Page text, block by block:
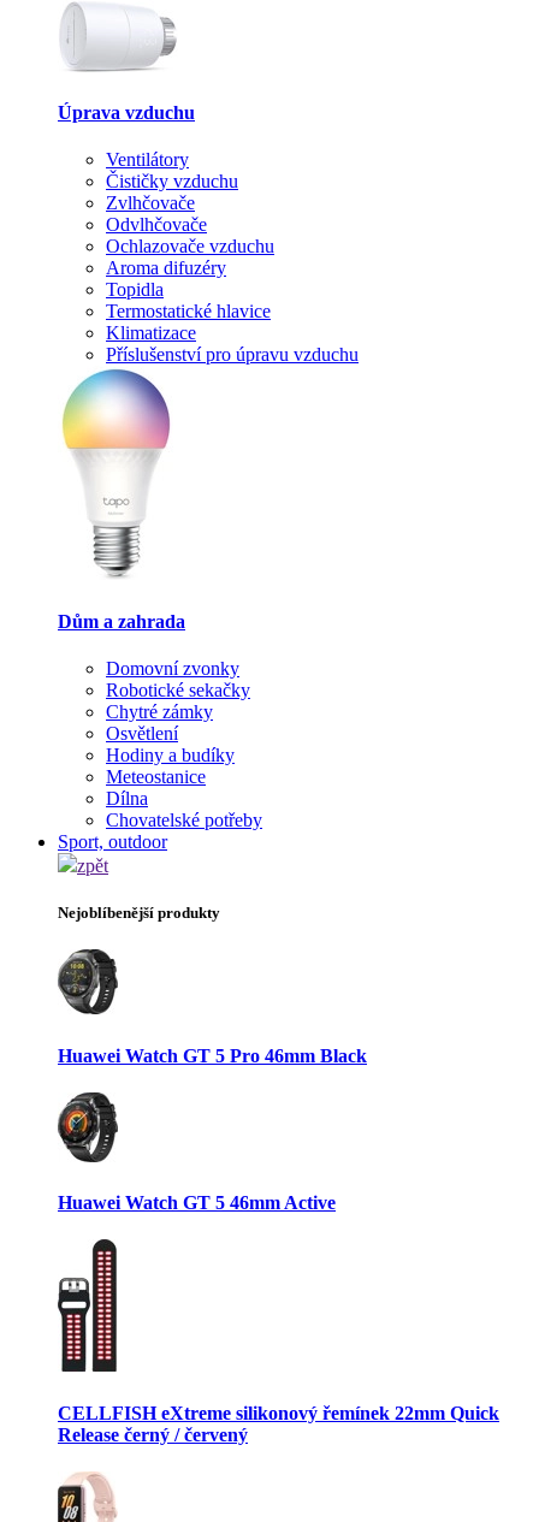
Úprava vzduchu
Ventilátory
Čističky vzduchu
Zvlhčovače
Odvlhčovače
Ochlazovače vzduchu
Aroma difuzéry
Topidla
Termostatické hlavice
Klimatizace
Příslušenství pro úpravu vzduchu
Dům a zahrada
Domovní zvonky
Robotické sekačky
Chytré zámky
Osvětlení
Hodiny a budíky
Meteostanice
Dílna
Chovatelské potřeby
Sport, outdoor
zpět
Nejoblíbenější produkty
Huawei Watch GT 5 Pro 46mm Black
Huawei Watch GT 5 46mm Active
CELLFISH eXtreme silikonový řemínek 22mm Quick
Release černý / červený